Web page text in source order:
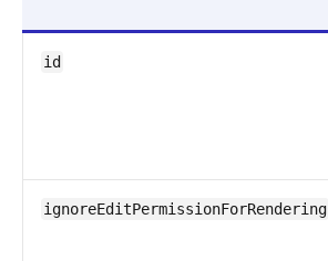
id
ignoreEditPermissionForRendering